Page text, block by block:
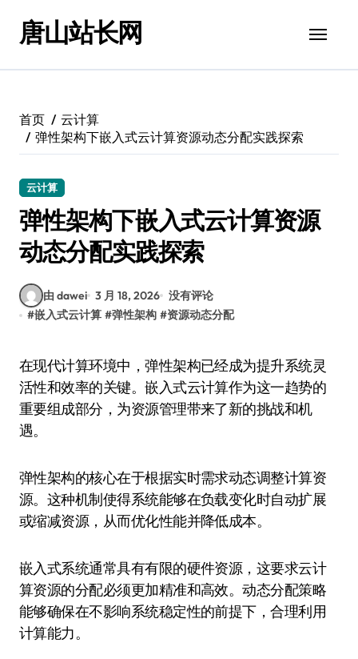
唐山站长网
首页
云计算
弹性架构下嵌入式云计算资源动态分配实践探索
云计算
弹性架构下嵌入式云计算资源
动态分配实践探索
由 dawei 3 月 18, 2026 没有评论
#嵌入式云计算 #弹性架构 #资源动态分配
在现代计算环境中，弹性架构已经成为提升系统灵
活性和效率的关键。嵌入式云计算作为这一趋势的
重要组成部分，为资源管理带来了新的挑战和机
遇。
弹性架构的核心在于根据实时需求动态调整计算资
源。这种机制使得系统能够在负载变化时自动扩展
或缩减资源，从而优化性能并降低成本。
嵌入式系统通常具有有限的硬件资源，这要求云计
算资源的分配必须更加精准和高效。动态分配策略
能够确保在不影响系统稳定性的前提下，合理利用
计算能力。